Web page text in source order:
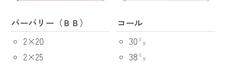
バーバリー（ＢＢ）
2×20
2×25
コール
30㍉
38㍉